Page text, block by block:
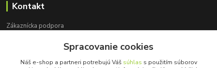
Kontakt
Zákaznícka podpora
info@loxprofi.sk
Spracovanie cookies
Náš e-shop a partneri potrebujú Váš súhlas s použitím súborov